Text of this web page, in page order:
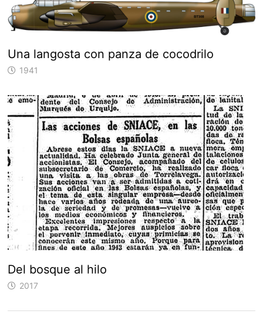
Una langosta con panza de cocodrilo
1941
Del bosque al hilo
2017